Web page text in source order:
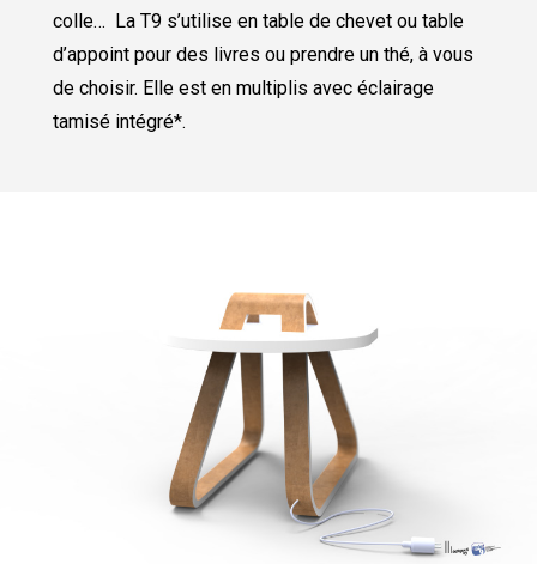
colle… La T9 s’utilise en table de chevet ou table
d’appoint pour des livres ou prendre un thé, à vous
de choisir. Elle est en multiplis avec éclairage
tamisé intégré*.